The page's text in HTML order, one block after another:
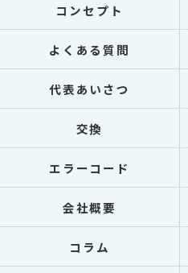
コンセプト
よくある質問
代表あいさつ
交換
エラーコード
会社概要
コラム